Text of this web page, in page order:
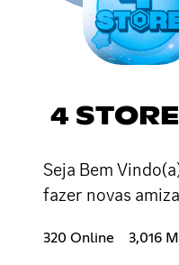
4 STORE
Seja Bem
fazer novas
320 Online 3,016